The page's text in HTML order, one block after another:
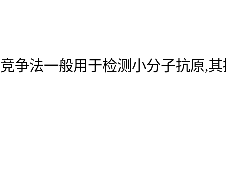
竞争法一般用于检测小分子抗原,